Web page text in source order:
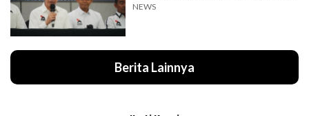
NEWS
Berita Lainnya